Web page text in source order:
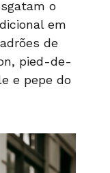
o
em
de
pied-de-
e pepe do